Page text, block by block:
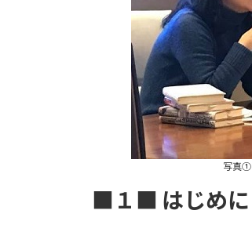
写真①
■１■ はじめに